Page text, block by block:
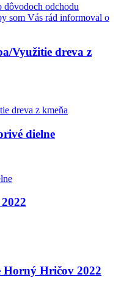
dôvodoch odchodu
som Vás rád informoval o
Využitie dreva z
dreva z kmeňa
dielne
Horný Hričov 2022